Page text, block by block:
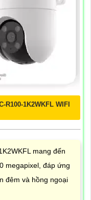
R100-1K2WKFL WIFI
mang đến
megapixel, đáp ứng
đêm và hồng ngoại